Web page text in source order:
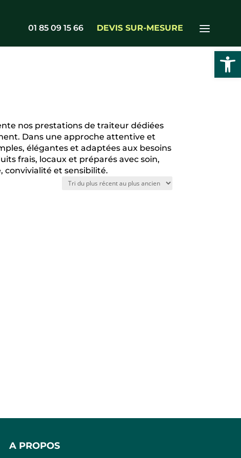
Ouvrir
01 85 09 15 66 DEVIS SUR-MESURE
nos prestations de traiteur dédiées
Dans une approche attentive et
élégantes et adaptées aux besoins
frais, locaux et préparés avec soin,
convivialité et sensibilité.
A PROPOS